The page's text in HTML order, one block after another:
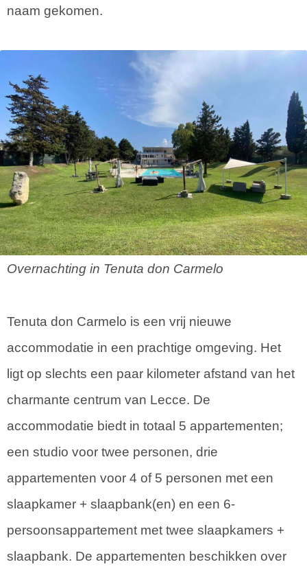
naam gekomen.
Overnachting in Tenuta don Carmelo
Tenuta don Carmelo is een vrij nieuwe
accommodatie in een prachtige omgeving. Het
ligt op slechts een paar kilometer afstand van het
charmante centrum van Lecce. De
accommodatie biedt in totaal 5 appartementen;
een studio voor twee personen, drie
appartementen voor 4 of 5 personen met een
slaapkamer + slaapbank(en) en een 6-
persoonsappartement met twee slaapkamers +
slaapbank. De appartementen beschikken over